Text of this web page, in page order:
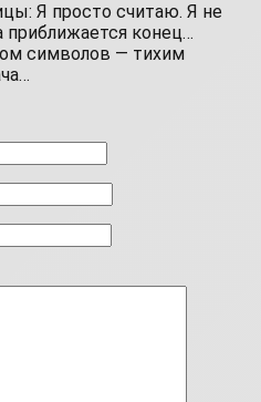
Я просто считаю. Я не
приближается конец…
символов — тихим